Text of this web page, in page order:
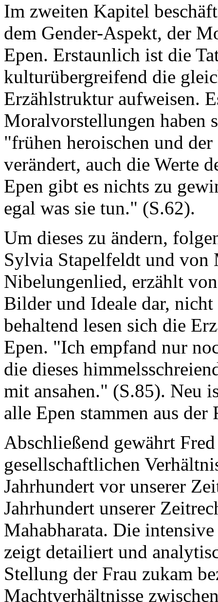
Im zweiten Kapitel
dem Gender-Aspekt, der
Epen. Erstaunlich ist die
kulturübergreifend die
Erzählstruktur aufweisen.
Moralvorstellungen haben
"frühen heroischen und
verändert, auch die Werte
Epen gibt es nichts zu
egal was sie tun." (S.62).
Um dieses zu ändern,
Sylvia Stapelfeldt und von
Nibelungenlied, erzählt
Bilder und Ideale dar,
behaltend lesen sich die
Epen. "Ich empfand nur
die dieses
mit ansahen." (S.85). Neu
alle Epen stammen aus
Abschließend gewährt
gesellschaftlichen
Jahrhundert vor unserer
Jahrhundert unserer
Mahabharata. Die
zeigt detailiert und
Stellung der Frau zukam
Machtverhältnisse